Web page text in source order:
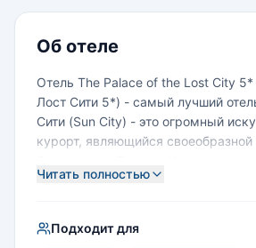
Об отеле
Отель The Palace of the Lost City
Лост Сити 5*) - самый лучший
Сити (Sun City) - это огромный
курорт, являющийся
расположено огромное количество
огромным числом водных видов
полностью оборудованным пляжем
Читать полностью
Подходит для